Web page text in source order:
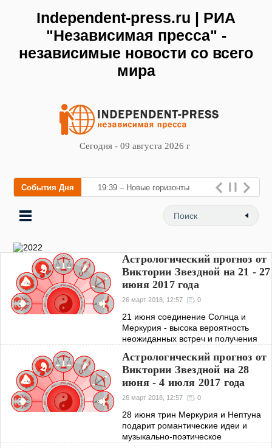
Independent-press.ru | РИА
"Независимая пресса" -
независимые новости со всего
мира
Сегодня - 09 августа 2026 г
События Дня 19:39 – Новые горизонты
флебологии: в Москве
открылся «Городской центр
Астрологический прогноз от
Виктории Звездной на 21 - 27
июня 2017 года
26 март 2018, 12:57 0
21 июня соединение Солнца и
Меркурия - высока вероятность
неожиданных встреч и получения
трин Венеры и Плутона - ждите
успеха в финансовой деятельности
и удачи в
Астрологический прогноз от
Виктории Звездной на 28
июня - 4 июля 2017 года
26 март 2018, 12:57 0
28 июня трин Меркурия и Нептуна
подарит романтические идеи и
музыкально-поэтическое